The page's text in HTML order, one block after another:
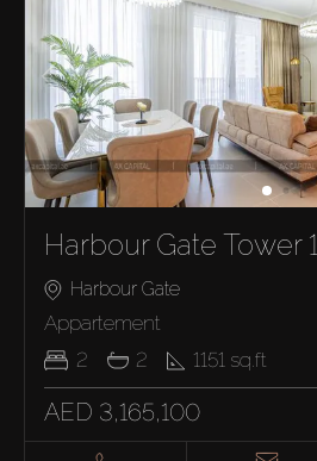
Harbour Gate Tower 1
Harbour Gate
Appartement
2
2 1151 sq.ft
AED 3,165,100